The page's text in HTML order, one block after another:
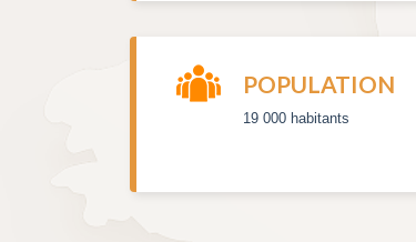
POPULATION
19 000 habitants